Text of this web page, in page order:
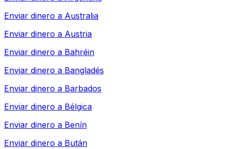
Enviar dinero a Australia
Enviar dinero a Austria
Enviar dinero a Bahréin
Enviar dinero a Bangladés
Enviar dinero a Barbados
Enviar dinero a Bélgica
Enviar dinero a Benín
Enviar dinero a Bután